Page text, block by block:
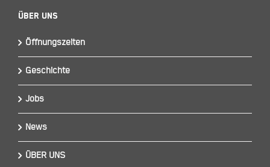
Über Uns
Öffnungszeiten
Geschichte
Jobs
News
ÜBER UNS